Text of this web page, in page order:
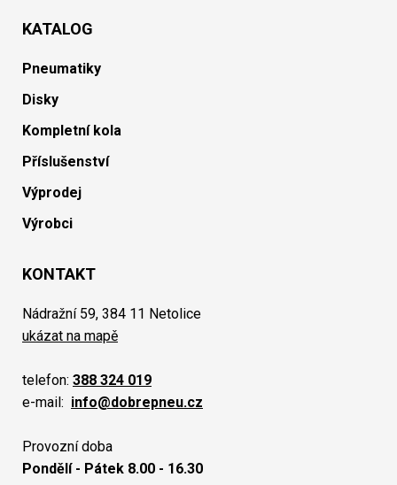
KATALOG
Pneumatiky
Disky
Kompletní kola
Příslušenství
Výprodej
Výrobci
KONTAKT
Nádražní 59, 384 11 Netolice
ukázat na mapě
telefon: 388 324 019
e-mail: info@dobrepneu.cz
Provozní doba
Pondělí - Pátek 8.00 - 16.30